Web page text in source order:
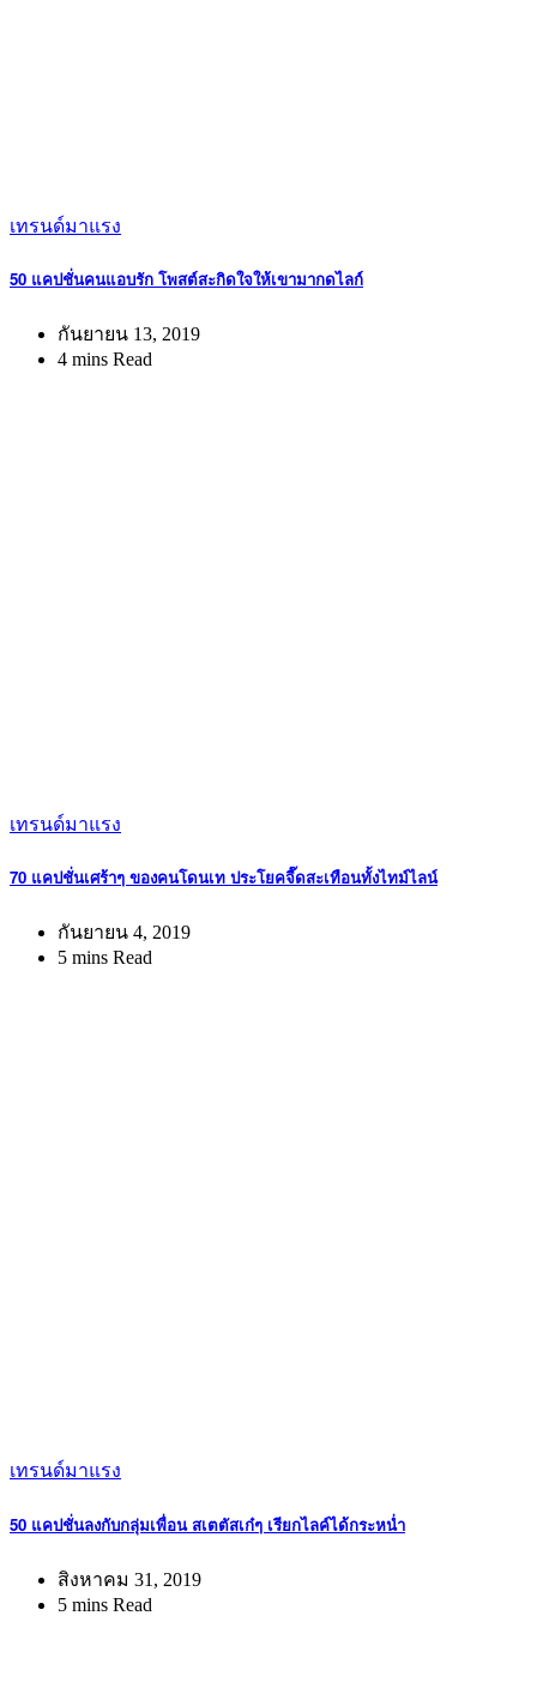
เทรนด์มาแรง
50 แคปชั่นคนแอบรัก โพสต์สะกิดใจให้เขามากดไลก์
กันยายน 13, 2019
4 mins Read
เทรนด์มาแรง
70 แคปชั่นเศร้าๆ ของคนโดนเท ประโยคจี๊ดสะเทือนทั้งไทม์ไลน์
กันยายน 4, 2019
5 mins Read
เทรนด์มาแรง
50 แคปชั่นลงกับกลุ่มเพื่อน สเตตัสเก๋ๆ เรียกไลค์ได้กระหน่ำ
สิงหาคม 31, 2019
5 mins Read